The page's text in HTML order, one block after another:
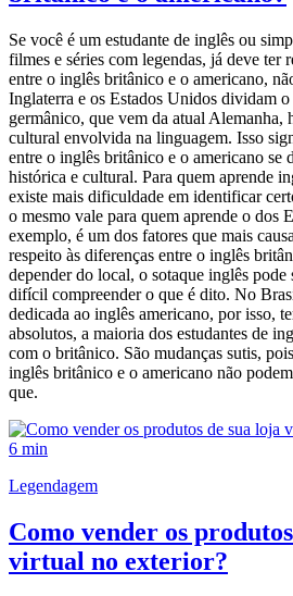
Se você é um estudante de inglês ou
filmes e séries com legendas, já deve ter
entre o inglês britânico e o americano,
Inglaterra e os Estados Unidos dividam
germânico, que vem da atual Alemanha,
cultural envolvida na linguagem. Isso
entre o inglês britânico e o americano se
histórica e cultural. Para quem aprende
existe mais dificuldade em identificar
o mesmo vale para quem aprende o dos
exemplo, é um dos fatores que mais
respeito às diferenças entre o inglês
depender do local, o sotaque inglês pode
difícil compreender o que é dito. No
dedicada ao inglês americano, por isso,
absolutos, a maioria dos estudantes de
com o britânico. São mudanças sutis,
inglês britânico e o americano não
que.
6 min
Legendagem
Como vender os
virtual no exterior?